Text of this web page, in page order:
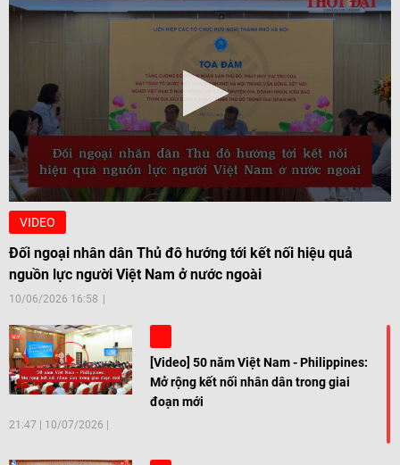
VIDEO
Đối ngoại nhân dân Thủ đô hướng tới kết nối hiệu quả
nguồn lực người Việt Nam ở nước ngoài
10/06/2026 16:58
[Video] 50 năm Việt Nam - Philippines:
Mở rộng kết nối nhân dân trong giai
đoạn mới
21:47 10/07/2026